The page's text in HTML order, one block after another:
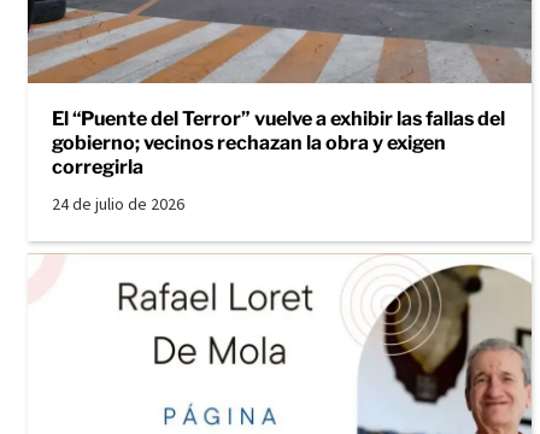
El “Puente del Terror” vuelve a exhibir las fallas del
gobierno; vecinos rechazan la obra y exigen
corregirla
24 de julio de 2026